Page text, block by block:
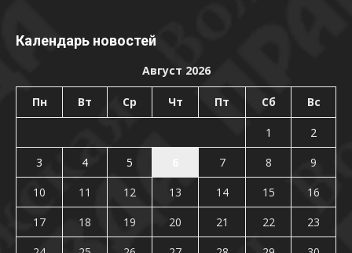
Календарь новостей
Август 2026
Пн Вт Ср Чт Пт Сб Вс
1
2
3
4 5 7 8
9
10
11 12 13 14 15
16
17
18 19 20 21 22
23